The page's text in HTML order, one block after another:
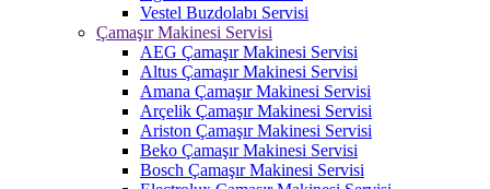
Vestel Buzdolabı Servisi
Çamaşır Makinesi Servisi
AEG Çamaşır Makinesi Servisi
Altus Çamaşır Makinesi Servisi
Amana Çamaşır Makinesi Servisi
Arçelik Çamaşır Makinesi Servisi
Ariston Çamaşır Makinesi Servisi
Beko Çamaşır Makinesi Servisi
Bosch Çamaşır Makinesi Servisi